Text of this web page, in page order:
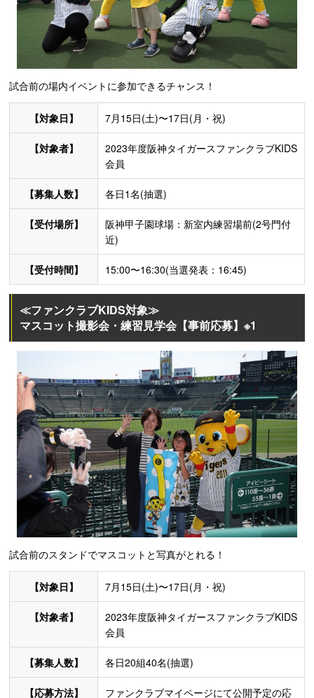
試合前の場内イベントに参加できるチャンス！
【対象日】 7月15日(土)〜17日(月・祝)
【対象者】
2023年度阪神タイガースファンクラブKIDS
会員
【募集人数】 各日1名(抽選)
【受付場所】
阪神甲子園球場：新室内練習場前(2号門付
近)
【受付時間】 15:00〜16:30(当選発表：16:45)
≪ファンクラブKIDS対象≫
マスコット撮影会・練習見学会【事前応募】※1
試合前のスタンドでマスコットと写真がとれる！
【対象日】 7月15日(土)〜17日(月・祝)
【対象者】
2023年度阪神タイガースファンクラブKIDS
会員
【募集人数】 各日20組40名(抽選)
【応募方法】 ファンクラブマイページにて公開予定の応